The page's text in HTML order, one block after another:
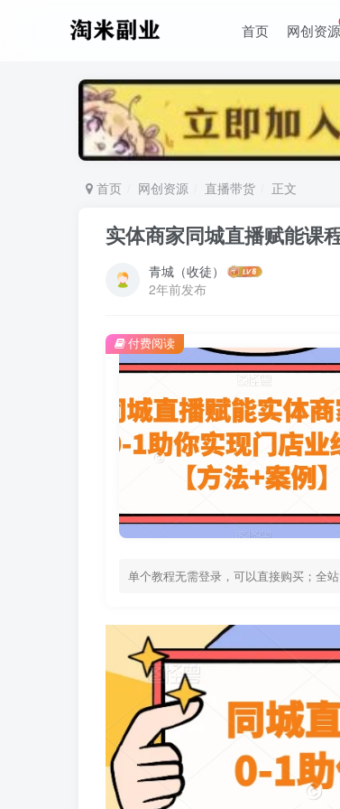
首页 网创资源
首页 网创资源 直播带货 正文
实体商家同城直播赋能课
青城（收徒）
2年前发布
单个教程无需登录，可以直接购买；全
付费阅读